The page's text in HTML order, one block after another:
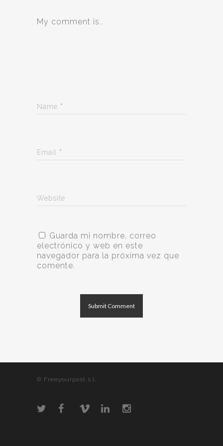
My comment is..
Name *
Email *
Website
Guarda mi nombre, correo
electrónico y web en este
navegador para la próxima vez que
comente.
© Freeyourpost s.l.